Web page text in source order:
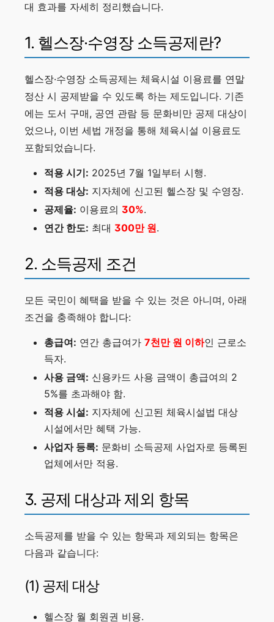
대 효과를 자세히 정리했습니다.
1. 헬스장·수영장 소득공제란?
헬스장·수영장 소득공제는 체육시설 이용료를 연말
정산 시 공제받을 수 있도록 하는 제도입니다. 기존
에는 도서 구매, 공연 관람 등 문화비만 공제 대상이
었으나, 이번 세법 개정을 통해 체육시설 이용료도
포함되었습니다.
적용 시기: 2025년 7월 1일부터 시행.
적용 대상: 지자체에 신고된 헬스장 및 수영장.
공제율: 이용료의 30%.
연간 한도: 최대 300만 원.
2. 소득공제 조건
모든 국민이 혜택을 받을 수 있는 것은 아니며, 아래
조건을 충족해야 합니다:
총급여: 연간 총급여가 7천만 원 이하인 근로소
득자.
사용 금액: 신용카드 사용 금액이 총급여의 2
5%를 초과해야 함.
적용 시설: 지자체에 신고된 체육시설법 대상
시설에서만 혜택 가능.
사업자 등록: 문화비 소득공제 사업자로 등록된
업체에서만 적용.
3. 공제 대상과 제외 항목
소득공제를 받을 수 있는 항목과 제외되는 항목은
다음과 같습니다:
(1) 공제 대상
헬스장 월 회원권 비용.